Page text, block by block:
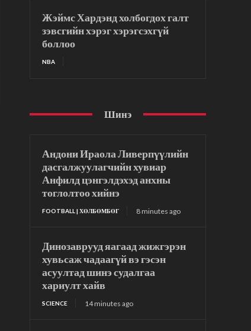
Жэймс Хардэнд холбогдох галт
зэвсгийн хэрэг хэрэгсэхгүй
боллоо
NBA
Шинэ
Андони Ираола Ливерпүүлийн
дасгалжуулагчийн хувиар
Анфилд цэнгэлдэхэд анхны
тоглолтоо хийнэ
FOOTBALL | ХӨЛБӨМБӨГ 8 minutes ago
Динозаврууд яагаад жижгэрэн
хувьсаж чадаагүй вэ гэсэн
асуултад шинэ судалгаа
хариулт хайв
SCIENCE 14 minutes ago